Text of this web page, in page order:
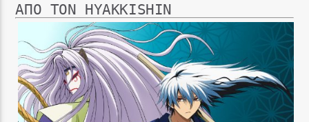
ΑΠΌ ΤΟΝ HYAKKISHIN